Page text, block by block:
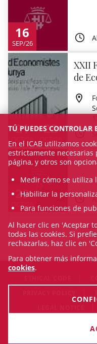
16
SEP/26
21
OCT/26
22
OCT/26
XXII
de
29
OCT/26
© Fri Aug 07 07:57:49
TÚ PUEDES CONTROLAR
En el ICAB utilizamos
estrictamente
página, y otros son
Medir cómo se utiliza
Habilitar la
Para funciones de
Al hacer clic en 'Aceptar
todas las cookies. Si
rechazarlas, haz clic en
Para obtener más
cookies.